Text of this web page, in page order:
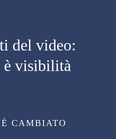
del video:
è visibilità
CAMBIATO